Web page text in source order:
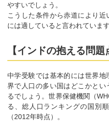
やすいでしょう。
こうした条件から赤道により
には適していると言われています
【インドの抱える問題
中学受験では基本的には世界
界で人口の多い国はどこかと
るでしょう。世界保健機関（
る、総人口ランキングの国別
（2012年時点）。